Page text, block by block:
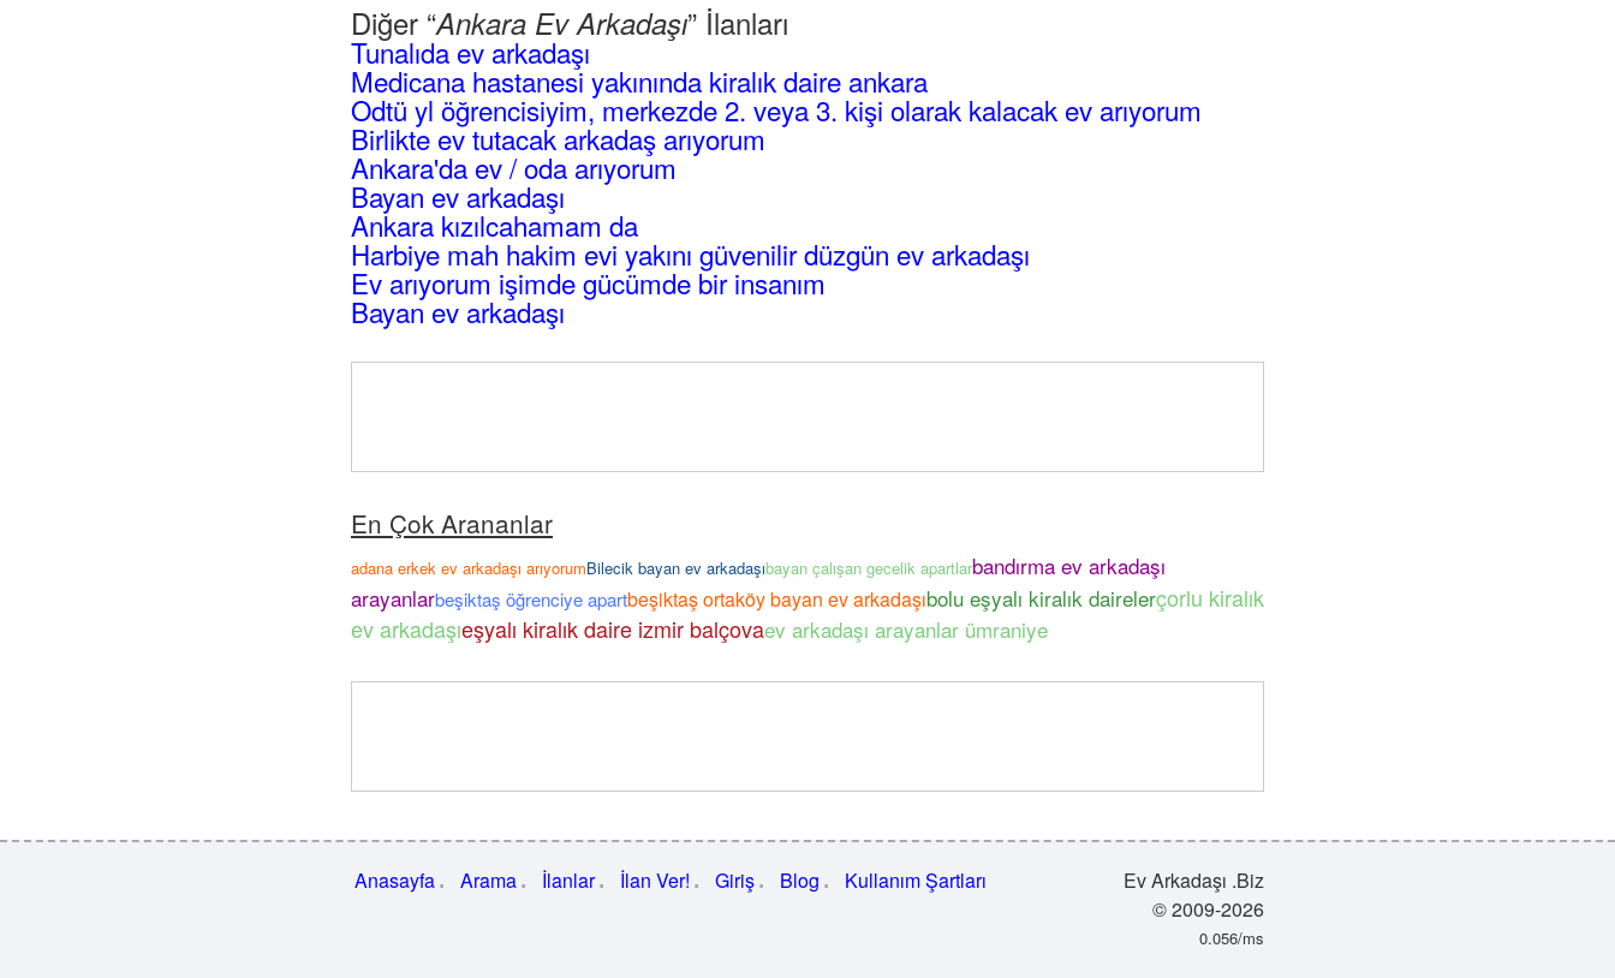
Diğer “Ankara Ev Arkadaşı” İlanları
Tunalıda ev arkadaşı
Medicana hastanesi yakınında kiralık daire ankara
Odtü yl öğrencisiyim, merkezde 2. veya 3. kişi olarak kalacak ev arıyorum
Birlikte ev tutacak arkadaş arıyorum
Ankara'da ev / oda arıyorum
Bayan ev arkadaşı
Ankara kızılcahamam da
Harbiye mah hakim evi yakını güvenilir düzgün ev arkadaşı
Ev arıyorum işimde gücümde bir insanım
Bayan ev arkadaşı
En Çok Arananlar
adana erkek ev arkadaşı arıyorumBilecik bayan ev arkadaşıbayan çalışan gecelik apartlarbandırma ev arkadaşı
arayanlarbeşiktaş öğrenciye apartbeşiktaş ortaköy bayan ev arkadaşıbolu eşyalı kiralık dairelerçorlu kiralık
ev arkadaşıeşyalı kiralık daire izmir balçovaev arkadaşı arayanlar ümraniye
Anasayfa Arama İlanlar İlan Ver! Giriş Blog Kullanım Şartları
Ev Arkadaşı .Biz
© 2009-2026
0.056/ms